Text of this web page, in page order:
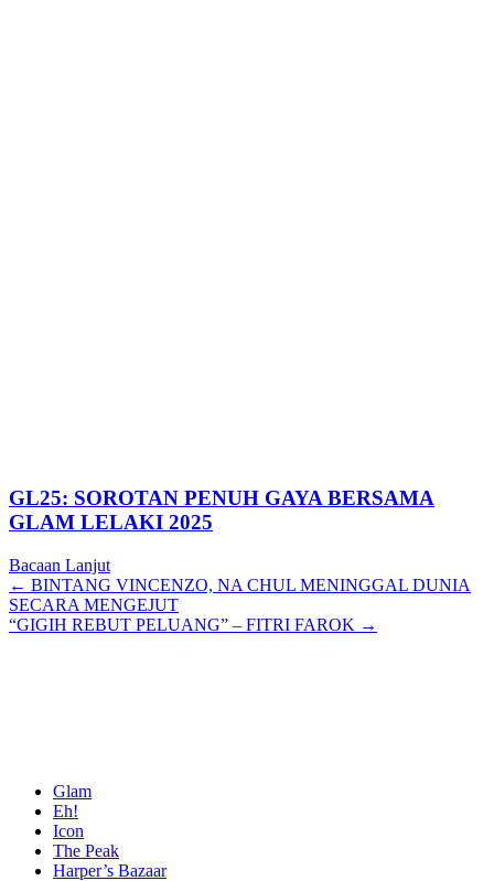
GL25: SOROTAN PENUH GAYA BERSAMA
GLAM LELAKI 2025
Bacaan Lanjut
Posts
navigation
← BINTANG VINCENZO, NA CHUL MENINGGAL DUNIA
SECARA MENGEJUT
“GIGIH REBUT PELUANG” – FITRI FAROK →
Glam
Eh!
Icon
The Peak
Harper’s Bazaar